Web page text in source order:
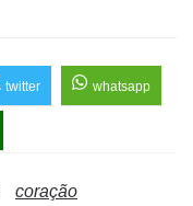
twitter whatsapp
coração